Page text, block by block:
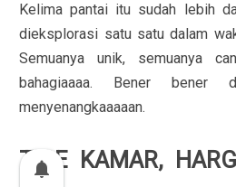
Kelima pantai itu sudah lebih
dieksplorasi satu satu dalam
Semuanya unik, semuanya
bahagiaaaa. Bener
menyenangkaaaaan.
TIPE KAMAR,
notifications